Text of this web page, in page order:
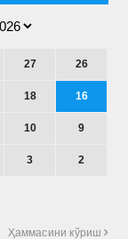
27 26
18 16
10 9
3 2
Ҳаммасини кўриш 